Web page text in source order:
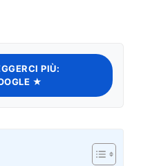
PIÙ:
★